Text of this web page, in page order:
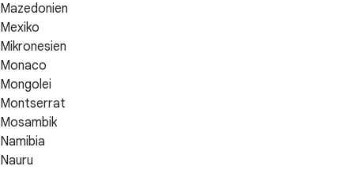
Mazedonien
Mexiko
Mikronesien
Monaco
Mongolei
Montserrat
Mosambik
Namibia
Nauru